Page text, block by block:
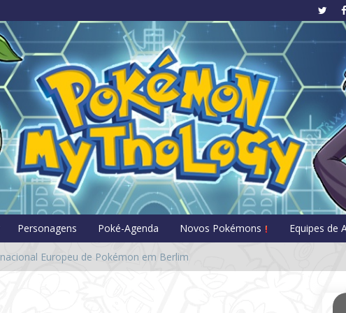
Pokémon
Personagens Poké-Agenda Novos Pokémons Equipes de
Europeu de Pokémon em Berlim